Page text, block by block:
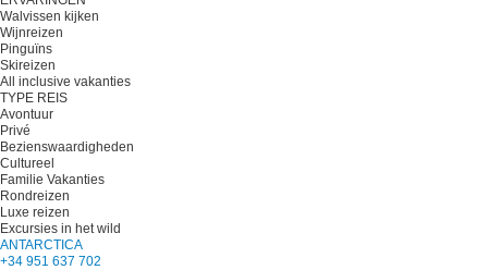
Walvissen kijken
Wijnreizen
Pinguïns
Skireizen
All inclusive vakanties
TYPE REIS
Avontuur
Privé
Bezienswaardigheden
Cultureel
Familie Vakanties
Rondreizen
Luxe reizen
Excursies in het wild
ANTARCTICA
+34 951 637 702